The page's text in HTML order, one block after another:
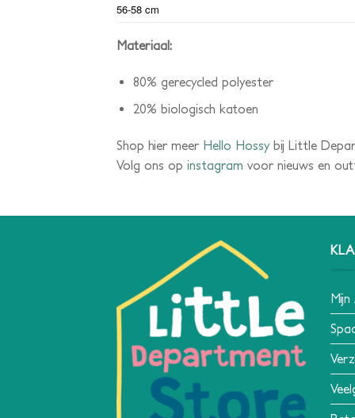
56-58 cm
Materiaal:
80% gerecycled polyester
20% biologisch katoen
Shop hier meer Hello Hossy bij Little
Volg ons op instagram voor nieuws en